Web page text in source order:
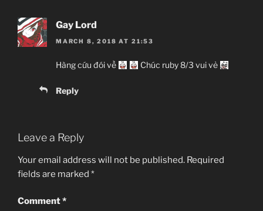
Gay Lord
MARCH 8, 2018 AT 21:53
Hàng cứu đói về Chúc ruby 8/3 vui vẻ
Reply
Leave a Reply
Your email address will not be published. Required
fields are marked *
Comment*